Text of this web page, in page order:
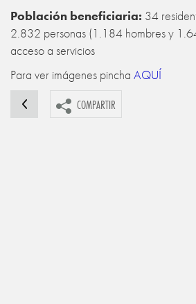
Población beneficiaria: 34
2.832 personas (1.184 hombres y
acceso a servicios
Para ver imágenes pincha AQUÍ
COMPARTIR